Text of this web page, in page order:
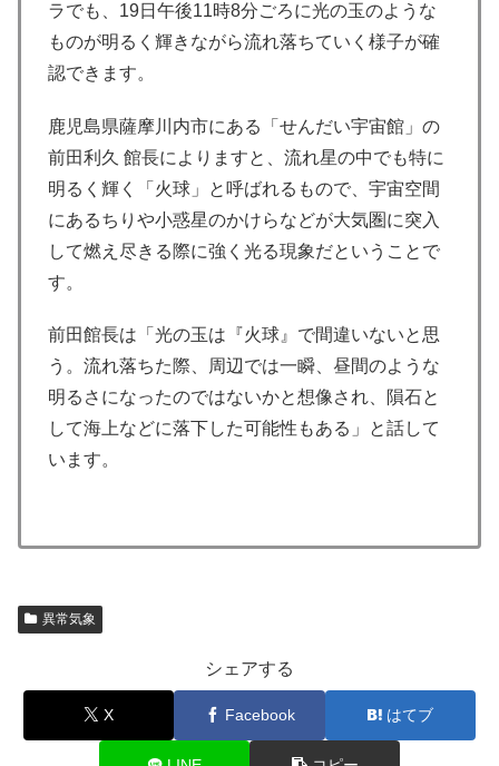
ラでも、19日午後11時8分ごろに光の玉のような
ものが明るく輝きながら流れ落ちていく様子が確
認できます。
鹿児島県薩摩川内市にある「せんだい宇宙館」の
前田利久 館長によりますと、流れ星の中でも特に
明るく輝く「火球」と呼ばれるもので、宇宙空間
にあるちりや小惑星のかけらなどが大気圏に突入
して燃え尽きる際に強く光る現象だということで
す。
前田館長は「光の玉は『火球』で間違いないと思
う。流れ落ちた際、周辺では一瞬、昼間のような
明るさになったのではないかと想像され、隕石と
して海上などに落下した可能性もある」と話して
います。
異常気象
シェアする
X Facebook はてブ